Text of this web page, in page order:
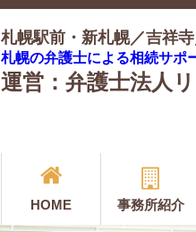
札幌駅前・新札幌／吉祥
札幌の弁護士による相続サポ
運営：弁護士法人
HOME 事務所紹介